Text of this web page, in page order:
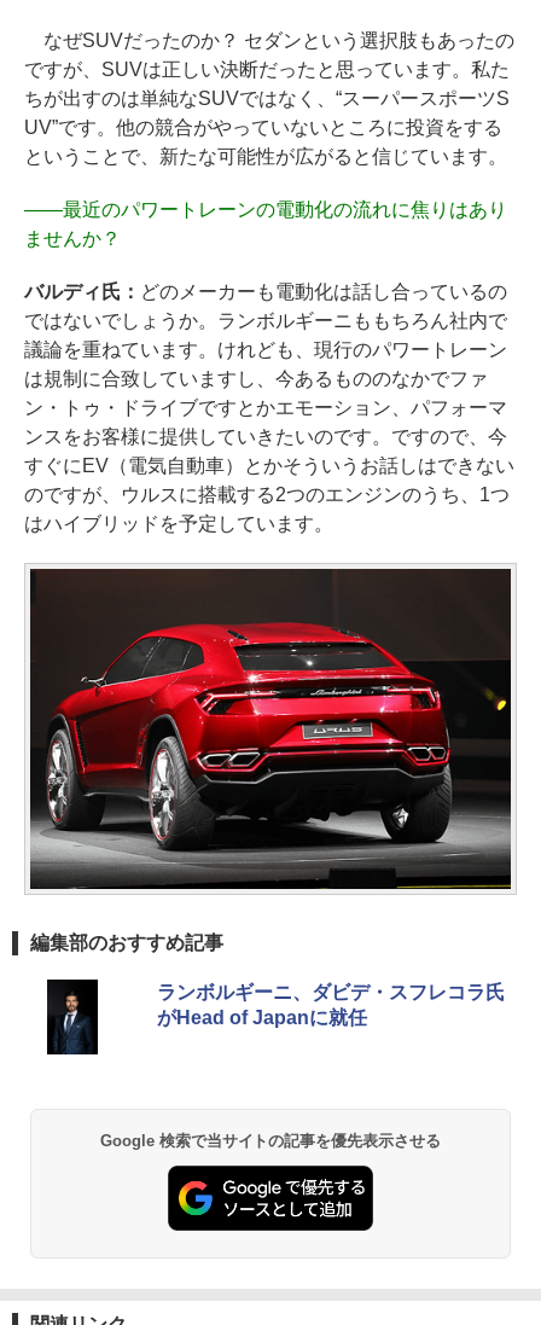
なぜSUVだったのか？ セダンという選択肢もあったの
ですが、SUVは正しい決断だったと思っています。私た
ちが出すのは単純なSUVではなく、“スーパースポーツS
UV”です。他の競合がやっていないところに投資をする
ということで、新たな可能性が広がると信じています。
――最近のパワートレーンの電動化の流れに焦りはあり
ませんか？
バルディ氏： どのメーカーも電動化は話し合っているの
ではないでしょうか。ランボルギーニももちろん社内で
議論を重ねています。けれども、現行のパワートレーン
は規制に合致していますし、今あるもののなかでファ
ン・トゥ・ドライブですとかエモーション、パフォーマ
ンスをお客様に提供していきたいのです。ですので、今
すぐにEV（電気自動車）とかそういうお話しはできない
のですが、ウルスに搭載する2つのエンジンのうち、1つ
はハイブリッドを予定しています。
編集部のおすすめ記事
ランボルギーニ、ダビデ・スフレコラ氏
がHead of Japanに就任
Google 検索で当サイトの記事を優先表示させる